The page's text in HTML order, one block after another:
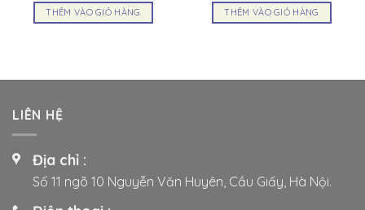
là:
1.290.000 ₫.
THÊM VÀO GIỎ HÀNG là:
1.090.000 ₫.
THÊM VÀO GIỎ HÀNG
LIÊN HỆ
Địa chỉ :
Số 11 ngõ 10 Nguyễn Văn Huyên, Cầu Giấy, Hà Nội.